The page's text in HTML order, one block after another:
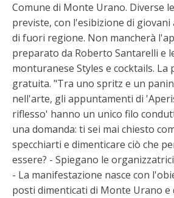
Comune di Monte Urano. Diverse
previste, con l'esibizione di
di fuori regione. Non mancherà
preparato da Roberto Santarelli e
monturanese Styles e cocktails. La
gratuita. "Tra uno spritz e un
nell'arte, gli appuntamenti di
riflesso' hanno un unico filo
una domanda: ti sei mai chiesto
specchiarti e dimenticare ciò che
essere? - Spiegano le
- La manifestazione nasce con
posti dimenticati di Monte Urano e